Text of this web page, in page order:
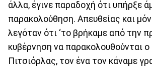
άλλα, έγινε παραδοχή ότι υπήρξε
παρακολούθηση. Απευθείας και
λεγόταν ότι ‘το βρήκαμε από την
κυβέρνηση να παρακολουθούνται ο
Πιτσιόρλας, τον ένα τον κάναμε